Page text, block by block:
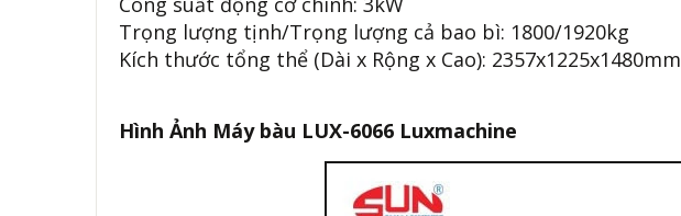
Trọng lượng tịnh/Trọng lượng cả bao bì: 1800/1920kg
Kích thước tổng thể (Dài x Rộng x Cao): 2357x1225x1480mm
Hình Ảnh Máy bàu LUX-6066 Luxmachine